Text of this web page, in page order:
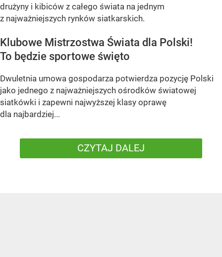
drużyny i kibiców z całego świata na jednym
z najważniejszych rynków siatkarskich.
Klubowe Mistrzostwa Świata dla Polski!
To będzie sportowe święto
Dwuletnia umowa gospodarza potwierdza pozycję Polski
jako jednego z najważniejszych ośrodków światowej
siatkówki i zapewni najwyższej klasy oprawę
dla najbardziej...
CZYTAJ DALEJ